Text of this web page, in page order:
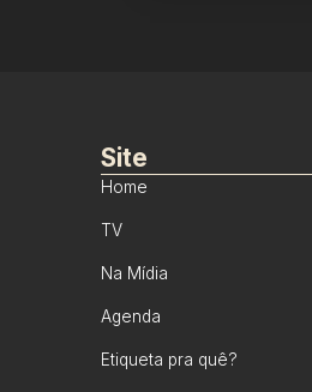
Site
Home
TV
Na Mídia
Agenda
Etiqueta pra quê?